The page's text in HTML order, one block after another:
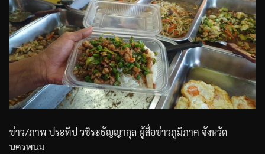
ข่าว/ภาพ ประทีปวชิระธัญญากุล ผู้สื่อข่าวภูมิภาค จังหวัด
นครพนม